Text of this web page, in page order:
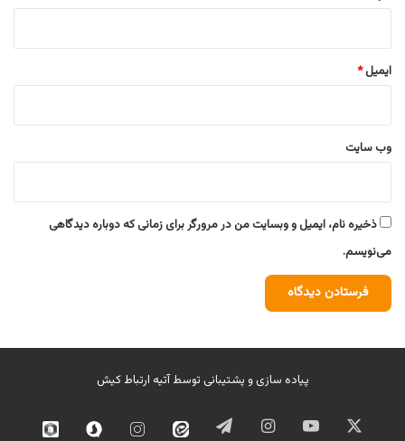
ایمیل*
وب‌ سایت
ذخیره نام، ایمیل و وبسایت من در مرورگر برای زمانی که دوباره دیدگاهی
می‌نویسم.
پیاده سازی و پشتیبانی توسطآتیه ارتباط کیش
ایکس یوتیوب اینستاگرامتلگرام ایتا اینستاگرامسروش